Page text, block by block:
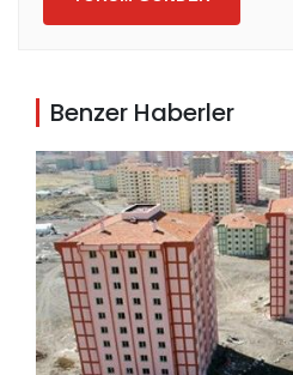
Benzer Haberler